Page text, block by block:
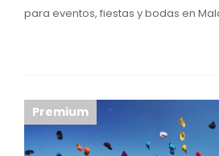
para eventos, fiestas y bodas en
Premium